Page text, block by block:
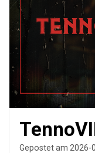
Gepostet am 2026-